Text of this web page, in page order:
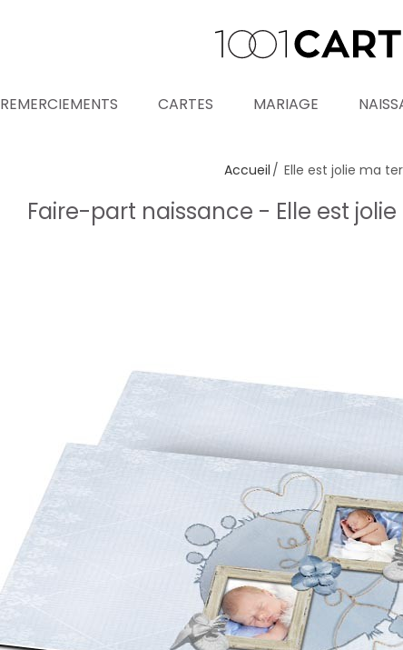
REMERCIEMENTS CARTES MARIAGE
Mot de passe oublié ?
SE CONNECTER
Accueil Elle est jolie ma
Faire-part naissance - Elle est